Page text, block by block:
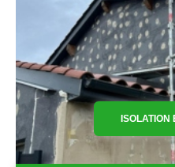
ISOLATION